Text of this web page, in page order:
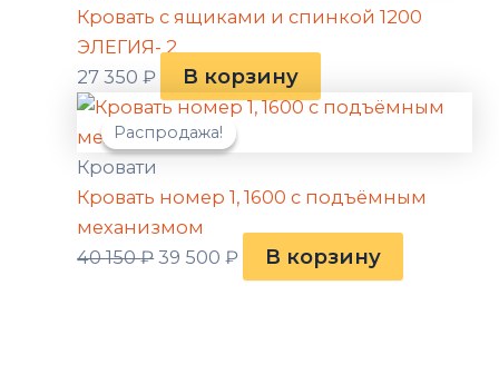
Кровать с ящиками и спинкой 1200
ЭЛЕГИЯ- 2
27 350₽ В корзину
Распродажа!
Распродажа!
Кровати
Кровать номер 1, 1600 с подъёмным
механизмом
40 150₽
Первоначальная
цена
40
150 ₽.
39 500₽
Текущая
500 ₽.
В корзину